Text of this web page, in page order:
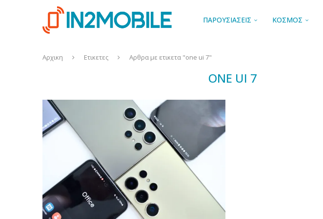
ΠΑΡΟΥΣΙΑΣΕΙΣ ΚΟΣΜΟΣ
Αρχικη Ετικετες Αρθρα με ετικετα "one ui 7"
ONE UI 7